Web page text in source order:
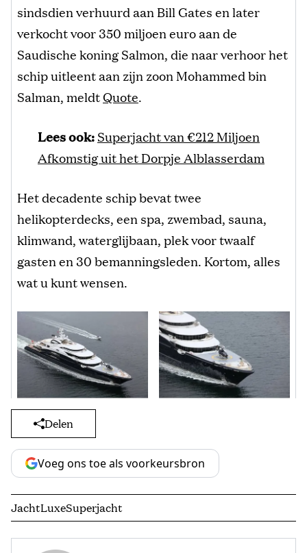
sindsdien verhuurd aan Bill Gates en later
verkocht voor 350 miljoen euro aan de
Saudische koning Salmon, die naar verhoor het
schip uitleent aan zijn zoon Mohammed bin
Salman, meldtQuote.
Lees ook:Superjacht van €212 Miljoen
Afkomstig uit het Dorpje Alblasserdam
Het decadente schip bevat twee
helikopterdecks, een spa, zwembad, sauna,
klimwand, waterglijbaan, plek voor twaalf
gasten en 30 bemanningsleden. Kortom, alles
wat u kunt wensen.
Delen
Voeg ons toe als voorkeursbron
JachtLuxeSuperjacht